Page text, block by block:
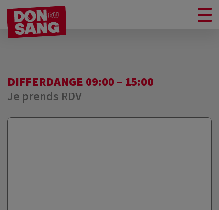
DIFFERDANGE 09:00 – 15:00
Je prends RDV